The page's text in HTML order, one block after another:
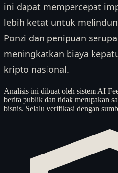
ini dapat mempercepat
lebih ketat untuk
Ponzi dan penipuan
meningkatkan biaya
kripto nasional.
Analisis ini dibuat oleh sistem AI
berita publik dan tidak merupakan
bisnis. Selalu verifikasi dengan